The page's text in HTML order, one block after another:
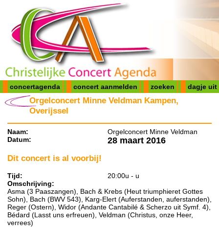
concertagenda concert aanmelden zoeken dagje uit
Orgelconcert Minne Veldman Kampen,
Overijssel
Naam:
Orgelconcert Minne Veldman
Datum:
28 maart 2016
Dit concert is al voorbij!
Tijd:
20:00u - u
Omschrijving:
Asma (3 Paaszangen), Bach & Krebs (Heut triumphieret Gottes
Sohn), Bach (BWV 543), Karg-Elert (Auferstanden, auferstanden),
Reger (Ostern), Widor (Andante Cantabilé & Scherzo uit Symf. 4),
Bédard (Lasst uns erfreuen), Veldman (Christus, onze Heer,
verrees)